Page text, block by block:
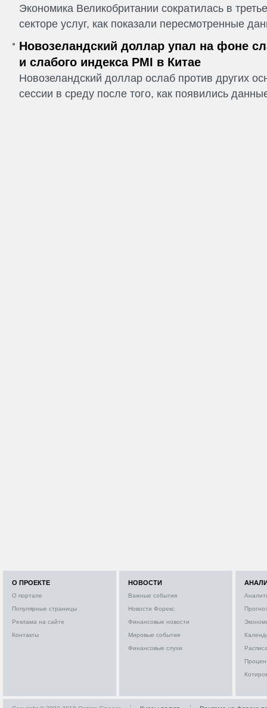
Экономика Великобритании сократилась в
секторе услуг, как показали пересмотренные
Новозеландский доллар упал на фоне
и слабого индекса PMI в Китае
Новозеландский доллар ослаб против других
сессии в среду после того, как появились
О ПРОЕКТЕ
О портале
Популярные страницы
Реклама на сайте
Контакты
НОВОСТИ
Важные события
Новости Форекс
Финансовые новости
Мировые события
Финансовые слухи